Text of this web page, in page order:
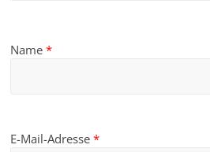
Name*
E-Mail-Adresse*